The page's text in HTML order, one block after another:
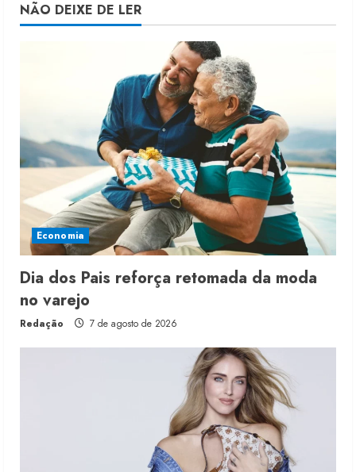
NÃO DEIXE DE LER
Economia
Dia dos Pais reforça retomada da moda
no varejo
Redação 7 de agosto de 2026